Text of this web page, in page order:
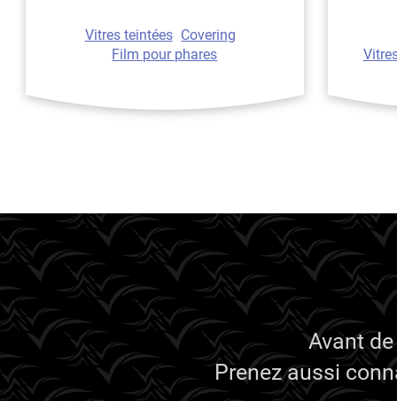
Infiniti
Iveco
Jeep
Jetour
Kandi
Karma
Kgm/ssangyong
Kia
Vitres teintées Covering
Film pour phares
Avant
Prenez aussi